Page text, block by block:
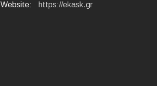
Website:
https://ekask.gr